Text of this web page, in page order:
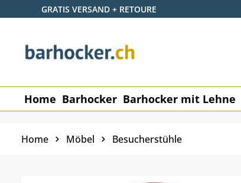
Hauptinhalt springen
Zur Suche springen
Zur Hauptnavigation springen
GRATIS VERSAND + RETOURE
Home Barhocker Barhocker mit Lehne
Home Möbel Besucherstühle